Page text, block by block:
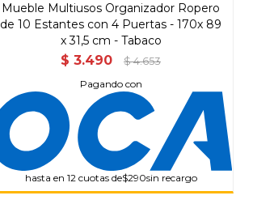
Mueble Multiusos Organizador Ropero
de 10 Estantes con 4 Puertas - 170x 89
x 31,5 cm - Tabaco
$ 3.490 $ 4.653
Pagando con
hasta en 12 cuotas de$290sin recargo